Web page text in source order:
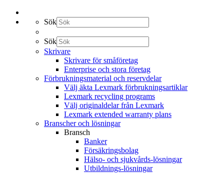
Sök
Sök
Skrivare
Skrivare för småföretag
Enterprise och stora företag
Förbrukningsmaterial och reservdelar
Välj äkta Lexmark förbrukningsartiklar
Lexmark recycling programs
Välj originaldelar från Lexmark
Lexmark extended warranty plans
Branscher och lösningar
Bransch
Banker
Försäkringsbolag
Hälso- och sjukvårds-lösningar
Utbildnings-lösningar